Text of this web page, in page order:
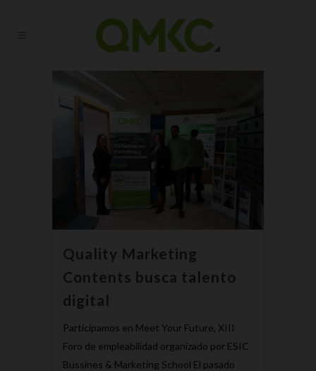
Quality Marketing
Contents busca talento
digital
Participamos en Meet Your Future, XIII
Foro de empleabilidad organizado por ESIC
Bussines & Marketing School El pasado